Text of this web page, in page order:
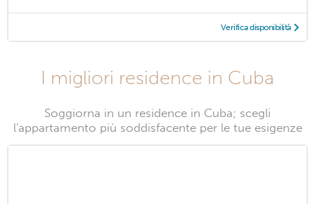
Verifica disponibilità
I migliori residence in Cuba
Soggiorna in un residence in Cuba; scegli
l'appartamento più soddisfacente per le tue esigenze